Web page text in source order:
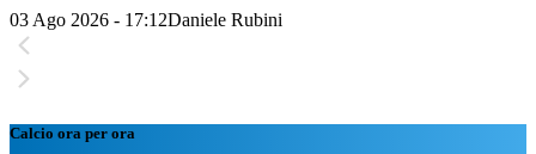
03 Ago 2026 - 17:12Daniele Rubini
Calcio ora per ora